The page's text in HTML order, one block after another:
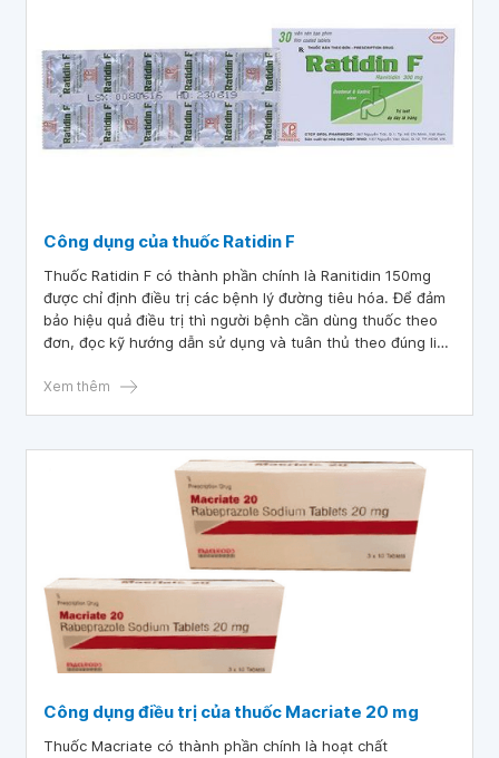
Công dụng của thuốc Ratidin F
Thuốc Ratidin F có thành phần chính là Ranitidin 150mg
được chỉ định điều trị các bệnh lý đường tiêu hóa. Để đảm
bảo hiệu quả điều trị thì người bệnh cần dùng thuốc theo
đơn, đọc kỹ hướng dẫn sử dụng và tuân thủ theo đúng liều
Xem thêm
Công dụng điều trị của thuốc Macriate 20 mg
Thuốc Macriate có thành phần chính là hoạt chất